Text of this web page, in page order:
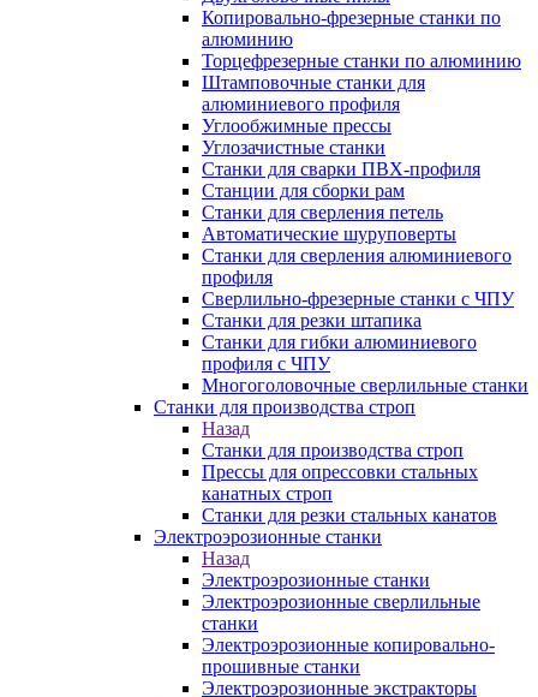
Копировально-фрезерные станки по
алюминию
Торцефрезерные станки по алюминию
Штамповочные станки для
алюминиевого профиля
Углообжимные прессы
Углозачистные станки
Станки для сварки ПВХ-профиля
Станции для сборки рам
Станки для сверления петель
Автоматические шуруповерты
Станки для сверления алюминиевого
профиля
Сверлильно-фрезерные станки с ЧПУ
Станки для резки штапика
Станки для гибки алюминиевого
профиля с ЧПУ
Многоголовочные сверлильные станки
Станки для производства строп
Назад
Станки для производства строп
Прессы для опрессовки стальных
канатных строп
Станки для резки стальных канатов
Электроэрозионные станки
Назад
Электроэрозионные станки
Электроэрозионные сверлильные
станки
Электроэрозионные копировально-
прошивные станки
Электроэрозионные экстракторы